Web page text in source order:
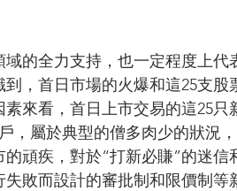
的全力支持，也一定程度上代
，首日市場的火爆和這25支股
來看，首日上市交易的這25只
，屬於典型的僧多肉少的狀況
頑疾，對於“打新必賺”的迷
敗而設計的審批制和限價制等